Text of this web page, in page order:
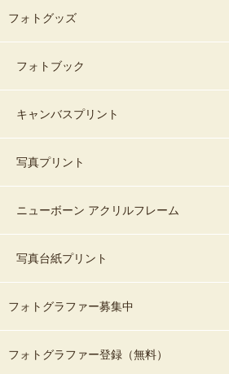
フォトグッズ
フォトブック
キャンバスプリント
写真プリント
ニューボーン アクリルフレーム
写真台紙プリント
フォトグラファー募集中
フォトグラファー登録（無料）